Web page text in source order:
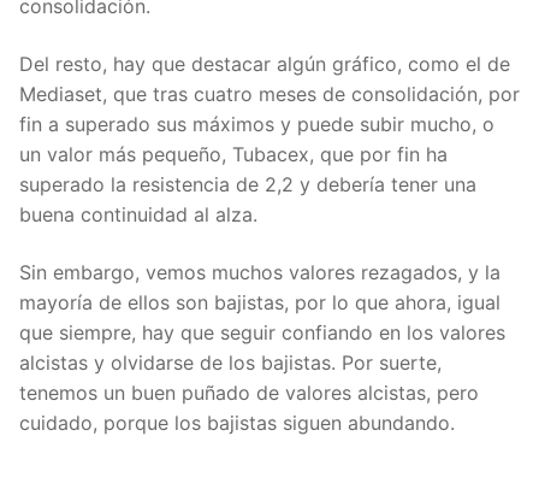
consolidación.
Del resto, hay que destacar algún gráfico, como el de
Mediaset, que tras cuatro meses de consolidación, por
fin a superado sus máximos y puede subir mucho, o
un valor más pequeño, Tubacex, que por fin ha
superado la resistencia de 2,2 y debería tener una
buena continuidad al alza.
Sin embargo, vemos muchos valores rezagados, y la
mayoría de ellos son bajistas, por lo que ahora, igual
que siempre, hay que seguir confiando en los valores
alcistas y olvidarse de los bajistas. Por suerte,
tenemos un buen puñado de valores alcistas, pero
cuidado, porque los bajistas siguen abundando.